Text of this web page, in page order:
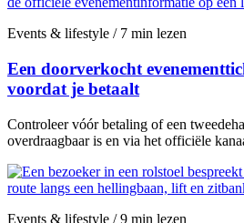
Events & lifestyle / 7 min lezen
Een doorverkocht
voordat je betaalt
Controleer vóór betaling of een
overdraagbaar is en via het officiële
Events & lifestyle / 9 min lezen